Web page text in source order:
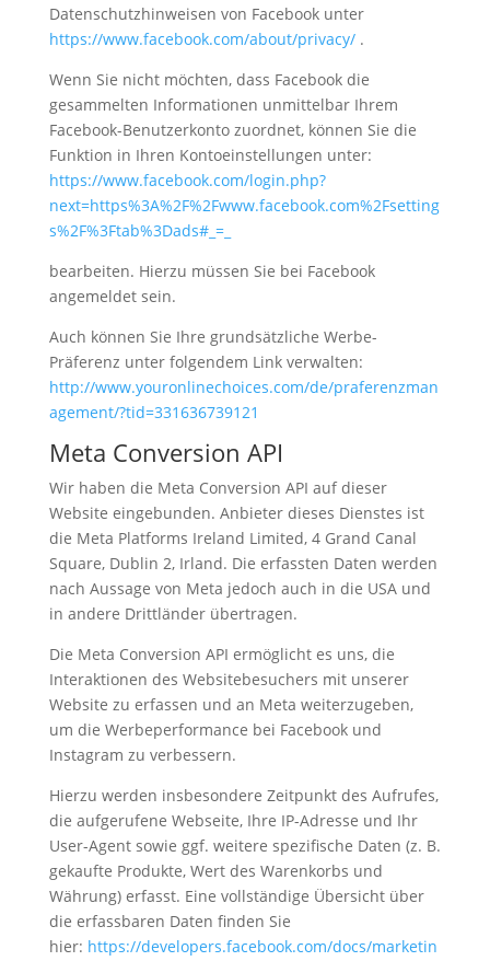
Datenschutzhinweisen von Facebook unter
https://www.facebook.com/about/privacy/.
Wenn Sie nicht möchten, dass Facebook die
gesammelten Informationen unmittelbar Ihrem
Facebook-Benutzerkonto zuordnet, können Sie die
Funktion in Ihren Kontoeinstellungen unter:
https://www.facebook.com/login.php?
next=https%3A%2F%2Fwww.facebook.com%2Fsetting
s%2F%3Ftab%3Dads#_=_
bearbeiten. Hierzu müssen Sie bei Facebook
angemeldet sein.
Auch können Sie Ihre grundsätzliche Werbe-
Präferenz unter folgendem Link verwalten:
http://www.youronlinechoices.com/de/praferenzman
agement/?tid=331636739121
Meta Conversion API
Wir haben die Meta Conversion API auf dieser
Website eingebunden. Anbieter dieses Dienstes ist
die Meta Platforms Ireland Limited, 4 Grand Canal
Square, Dublin 2, Irland. Die erfassten Daten werden
nach Aussage von Meta jedoch auch in die USA und
in andere Drittländer übertragen.
Die Meta Conversion API ermöglicht es uns, die
Interaktionen des Websitebesuchers mit unserer
Website zu erfassen und an Meta weiterzugeben,
um die Werbeperformance bei Facebook und
Instagram zu verbessern.
Hierzu werden insbesondere Zeitpunkt des Aufrufes,
die aufgerufene Webseite, Ihre IP-Adresse und Ihr
User-Agent sowie ggf. weitere spezifische Daten (z. B.
gekaufte Produkte, Wert des Warenkorbs und
Währung) erfasst. Eine vollständige Übersicht über
die erfassbaren Daten finden Sie
hier: https://developers.facebook.com/docs/marketin